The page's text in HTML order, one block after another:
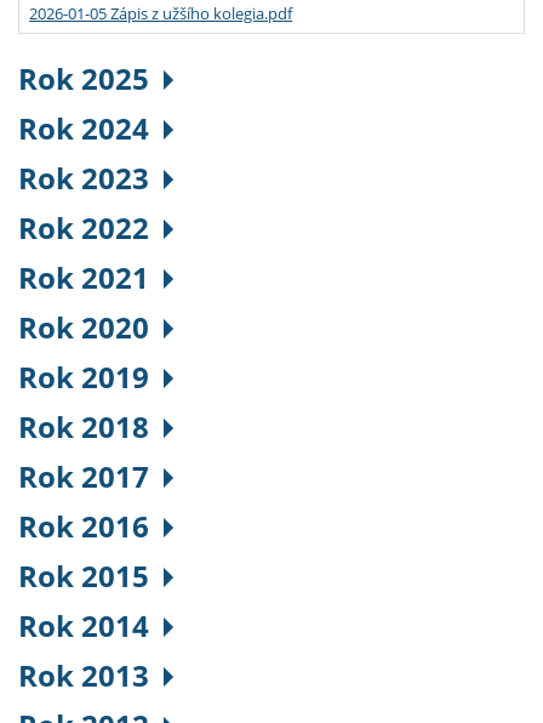
2026-01-05 Zápis z užšího kolegia.pdf
Rok 2025
Rok 2024
Rok 2023
Rok 2022
Rok 2021
Rok 2020
Rok 2019
Rok 2018
Rok 2017
Rok 2016
Rok 2015
Rok 2014
Rok 2013